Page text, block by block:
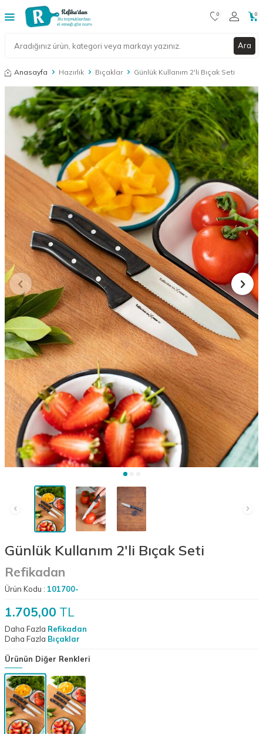
Ara
0 0
Anasayfa Hazırlık Bıçaklar Günlük Kullanım 2'li Bıçak Seti
Günlük Kullanım 2'li Bıçak Seti
Refikadan
Ürün Kodu : 101700-
1.705,00 TL
Daha Fazla Refikadan
Daha Fazla Bıçaklar
Ürünün Diğer Renkleri